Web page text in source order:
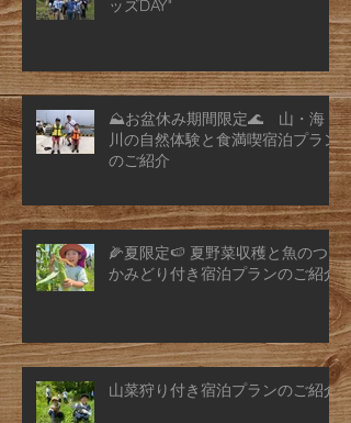
ッズDAY"
⛰️お盆休み期間限定🌊 山・海・
川の自然体験と食満喫宿泊プラン
のご紹介
🌽夏限定🍉 夏野菜収穫と魚のつ
かみどり付き宿泊プランのご紹介
山菜狩り付き宿泊プランのご紹介